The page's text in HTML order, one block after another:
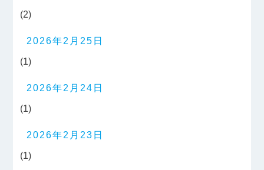
(2)
2026年2月25日
(1)
2026年2月24日
(1)
2026年2月23日
(1)